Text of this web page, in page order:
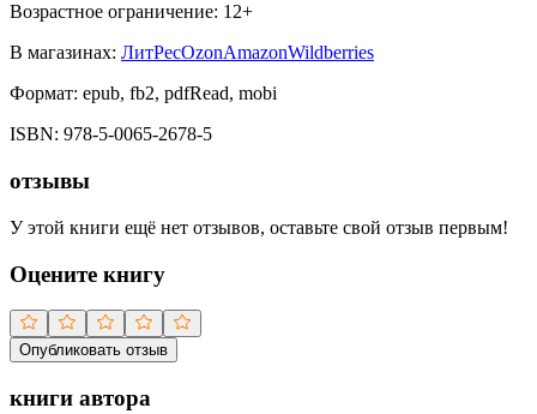
Возрастное ограничение: 12+
В магазинах: ЛитРесOzonAmazonWildberries
Формат: epub, fb2, pdfRead, mobi
ISBN: 978-5-0065-2678-5
отзывы
У этой книги ещё нет отзывов, оставьте свой отзыв первым!
Оцените книгу
Опубликовать отзыв
книги автора